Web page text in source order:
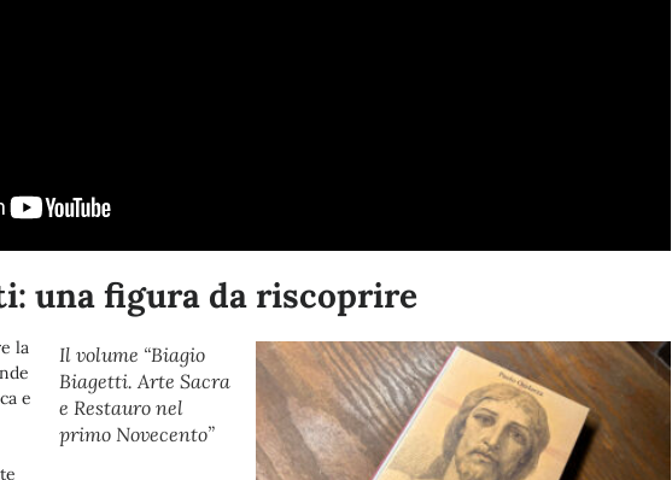
una figura da riscoprire
Il volume “Biagio
Biagetti. Arte Sacra
e Restauro nel
primo Novecento”
la
e